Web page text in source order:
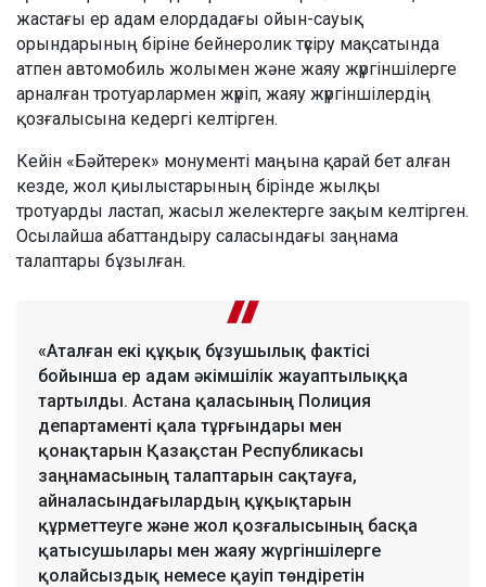
жастағы ер адам елордадағы ойын-сауық
орындарының біріне бейнеролик түсіру мақсатында
атпен автомобиль жолымен және жаяу жүргіншілерге
арналған тротуарлармен жүріп, жаяу жүргіншілердің
қозғалысына кедергі келтірген.
Кейін «Бәйтерек» монументі маңына қарай бет алған
кезде, жол қиылыстарының бірінде жылқы
тротуарды ластап, жасыл желектерге зақым келтірген.
Осылайша абаттандыру саласындағы заңнама
талаптары бұзылған.
«Аталған екі құқық бұзушылық фактісі
бойынша ер адам әкімшілік жауаптылыққа
тартылды. Астана қаласының Полиция
департаменті қала тұрғындары мен
қонақтарын Қазақстан Республикасы
заңнамасының талаптарын сақтауға,
айналасындағылардың құқықтарын
құрметтеуге және жол қозғалысының басқа
қатысушылары мен жаяу жүргіншілерге
қолайсыздық немесе қауіп төндіретін